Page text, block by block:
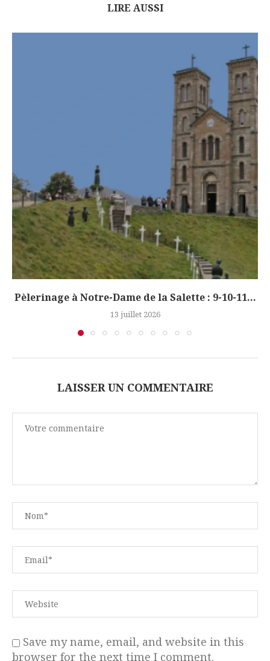
LIRE AUSSI
Pèlerinage à Notre-Dame de la Salette : 9-10-11...
13 juillet 2026
LAISSER UN COMMENTAIRE
Save my name, email, and website in this
browser for the next time I comment.